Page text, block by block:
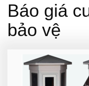
Báo giá
bảo vệ